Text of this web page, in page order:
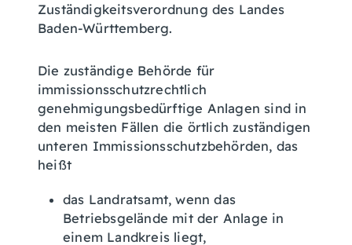
Zuständigkeitsverordnung des Landes
Baden-Württemberg.
Die zuständige Behörde für
immissionsschutzrechtlich
genehmigungsbedürftige Anlagen sind in
den meisten Fällen die örtlich zuständigen
unteren Immissionsschutzbehörden, das
heißt
das Landratsamt, wenn das
Betriebsgelände mit der Anlage in
einem Landkreis liegt,